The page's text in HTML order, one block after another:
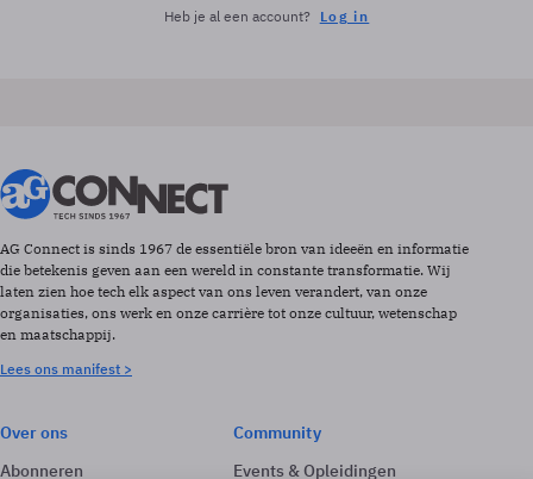
Heb je al een account? Log in
AG Connect is sinds 1967 de essentiële bron van ideeën en informatie
die betekenis geven aan een wereld in constante transformatie. Wij
laten zien hoe tech elk aspect van ons leven verandert, van onze
organisaties, ons werk en onze carrière tot onze cultuur, wetenschap
en maatschappij.
Lees ons manifest >
Over ons
Abonneren
Community
Events & Opleidingen